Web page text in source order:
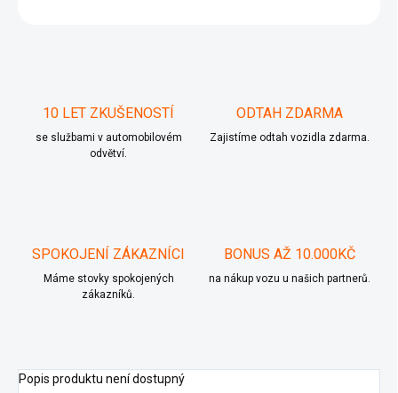
10 LET ZKUŠENOSTÍ
se službami v automobilovém
odvětví.
ODTAH ZDARMA
Zajistíme odtah vozidla zdarma.
SPOKOJENÍ ZÁKAZNÍCI
Máme stovky spokojených
zákazníků.
BONUS AŽ 10.000KČ
na nákup vozu u našich partnerů.
Popis produktu není dostupný